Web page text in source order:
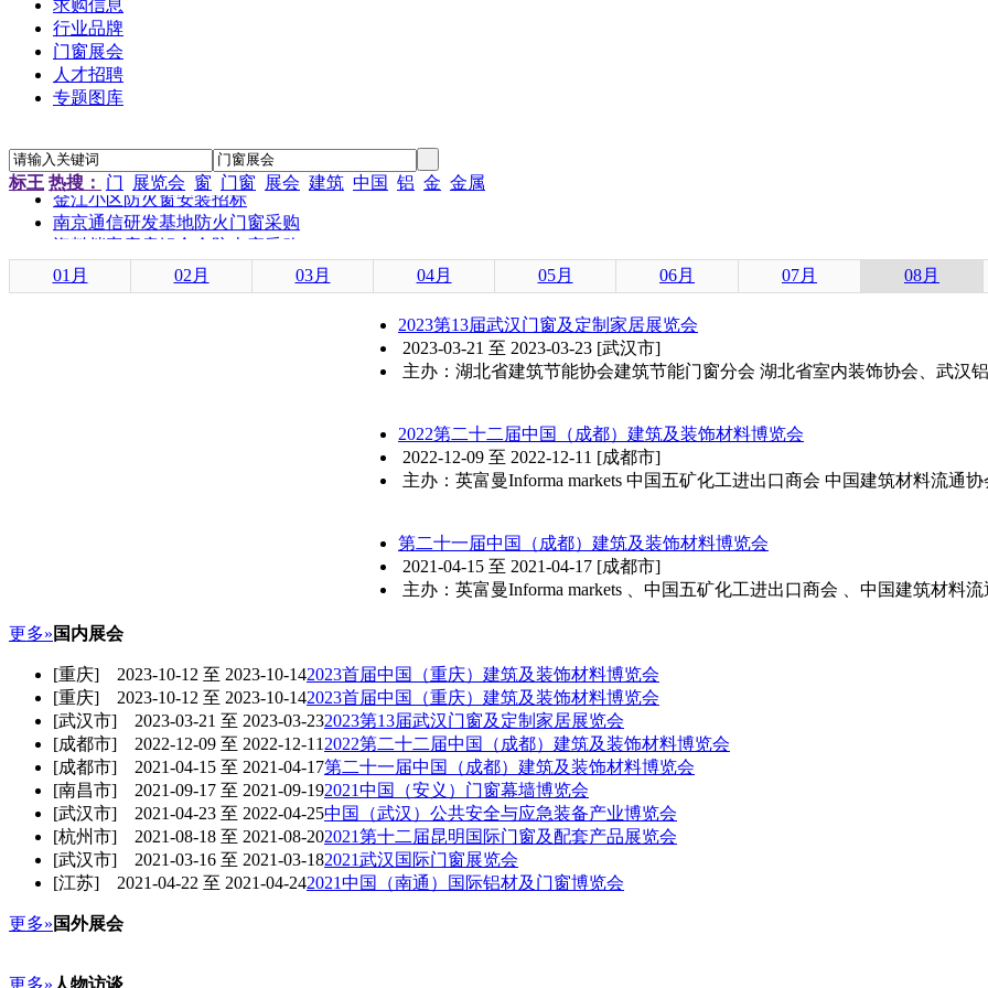
求购信息
行业品牌
门窗展会
人才招聘
专题图库
标王 热搜： 门 展览会 窗 门窗 展会 建筑 中国 铝 金 金属
江苏省农科院农产品孵化中心招待楼铝合金门窗工程招标通知
金江小区防火窗安装招标
南京通信研发基地防火门窗采购
资料档案库房铝合金防火窗采购
金江小区防火窗安装招标
01月
02月 03月 04月 05月 06月 07月 08月
2023第13届武汉门窗及定制家居展览会
2023-03-21 至 2023-03-23 [武汉市]
主办：湖北省建筑节能协会建筑节能门窗分会 湖北省室内装饰协会、武汉
2022第二十二届中国（成都）建筑及装饰材料博览会
2022-12-09 至 2022-12-11 [成都市]
主办：英富曼Informa markets 中国五矿化工进出口商会 中国建筑材料流通协
第二十一届中国（成都）建筑及装饰材料博览会
2021-04-15 至 2021-04-17 [成都市]
主办：英富曼Informa markets 、中国五矿化工进出口商会 、中国建筑材料
更多» 国内展会
[重庆] 2023-10-12 至 2023-10-142023首届中国（重庆）建筑及装饰材料博览会
[重庆] 2023-10-12 至 2023-10-142023首届中国（重庆）建筑及装饰材料博览会
[武汉市] 2023-03-21 至 2023-03-232023第13届武汉门窗及定制家居展览会
[成都市] 2022-12-09 至 2022-12-11 2022第二十二届中国（成都）建筑及装饰材料博览会
[成都市] 2021-04-15 至 2021-04-17第二十一届中国（成都）建筑及装饰材料博览会
[南昌市] 2021-09-17 至 2021-09-192021中国（安义）门窗幕墙博览会
[武汉市] 2021-04-23 至 2022-04-25中国（武汉）公共安全与应急装备产业博览会
[杭州市] 2021-08-18 至 2021-08-202021第十二届昆明国际门窗及配套产品展览会
[武汉市] 2021-03-16 至 2021-03-182021武汉国际门窗展览会
[江苏] 2021-04-22 至 2021-04-242021中国（南通）国际铝材及门窗博览会
更多» 国外展会
更多» 人物访谈